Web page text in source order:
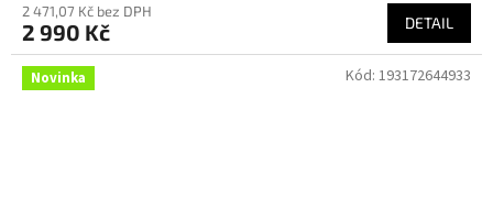
2 471,07 Kč bez DPH
2 990 Kč DETAIL
Novinka Kód: 193172644933